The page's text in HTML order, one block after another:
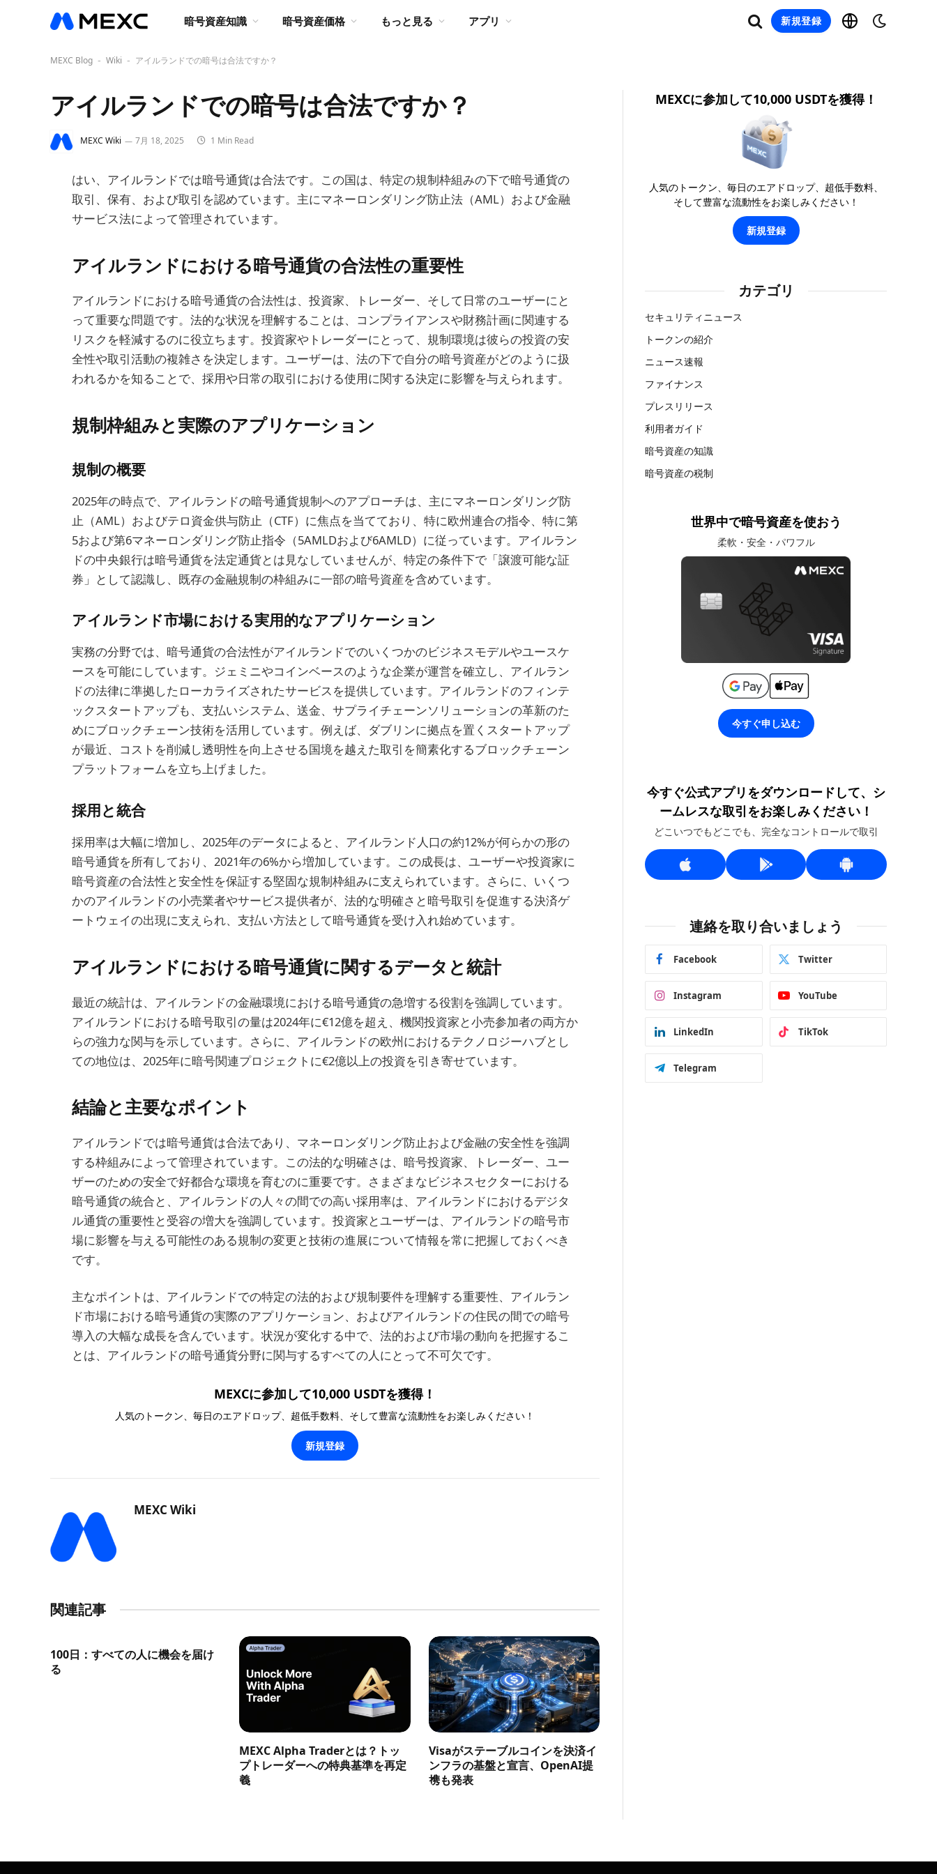
暗号資産知識 暗号資産価格 もっと見る アプリ 新規登録
MEXC Blog - Wiki - アイルランドでの暗号は合法ですか？
アイルランドでの暗号は合法ですか？
MEXC Wiki 7月 18, 2025 1 Min Read
はい、アイルランドでは暗号通貨は合法です。この国は、特定の規制枠組みの下で暗号通貨の
取引、保有、および取引を認めています。主にマネーロンダリング防止法（AML）および金融
サービス法によって管理されています。
アイルランドにおける暗号通貨の合法性の重要性
アイルランドにおける暗号通貨の合法性は、投資家、トレーダー、そして日常のユーザーにと
って重要な問題です。法的な状況を理解することは、コンプライアンスや財務計画に関連する
リスクを軽減するのに役立ちます。投資家やトレーダーにとって、規制環境は彼らの投資の安
全性や取引活動の複雑さを決定します。ユーザーは、法の下で自分の暗号資産がどのように扱
われるかを知ることで、採用や日常の取引における使用に関する決定に影響を与えられます。
規制枠組みと実際のアプリケーション
規制の概要
2025年の時点で、アイルランドの暗号通貨規制へのアプローチは、主にマネーロンダリング防
止（AML）およびテロ資金供与防止（CTF）に焦点を当てており、特に欧州連合の指令、特に第
5および第6マネーロンダリング防止指令（5AMLDおよび6AMLD）に従っています。アイルラン
ドの中央銀行は暗号通貨を法定通貨とは見なしていませんが、特定の条件下で「譲渡可能な証
券」として認識し、既存の金融規制の枠組みに一部の暗号資産を含めています。
アイルランド市場における実用的なアプリケーション
実務の分野では、暗号通貨の合法性がアイルランドでのいくつかのビジネスモデルやユースケ
ースを可能にしています。ジェミニやコインベースのような企業が運営を確立し、アイルラン
ドの法律に準拠したローカライズされたサービスを提供しています。アイルランドのフィンテ
ックスタートアップも、支払いシステム、送金、サプライチェーンソリューションの革新のた
めにブロックチェーン技術を活用しています。例えば、ダブリンに拠点を置くスタートアップ
が最近、コストを削減し透明性を向上させる国境を越えた取引を簡素化するブロックチェーン
プラットフォームを立ち上げました。
採用と統合
採用率は大幅に増加し、2025年のデータによると、アイルランド人口の約12%が何らかの形の
暗号通貨を所有しており、2021年の6%から増加しています。この成長は、ユーザーや投資家に
暗号資産の合法性と安全性を保証する堅固な規制枠組みに支えられています。さらに、いくつ
かのアイルランドの小売業者やサービス提供者が、法的な明確さと暗号取引を促進する決済ゲ
ートウェイの出現に支えられ、支払い方法として暗号通貨を受け入れ始めています。
アイルランドにおける暗号通貨に関するデータと統計
最近の統計は、アイルランドの金融環境における暗号通貨の急増する役割を強調しています。
アイルランドにおける暗号取引の量は2024年に€12億を超え、機関投資家と小売参加者の両方か
らの強力な関与を示しています。さらに、アイルランドの欧州におけるテクノロジーハブとし
ての地位は、2025年に暗号関連プロジェクトに€2億以上の投資を引き寄せています。
結論と主要なポイント
アイルランドでは暗号通貨は合法であり、マネーロンダリング防止および金融の安全性を強調
する枠組みによって管理されています。この法的な明確さは、暗号投資家、トレーダー、ユー
ザーのための安全で好都合な環境を育むのに重要です。さまざまなビジネスセクターにおける
暗号通貨の統合と、アイルランドの人々の間での高い採用率は、アイルランドにおけるデジタ
ル通貨の重要性と受容の増大を強調しています。投資家とユーザーは、アイルランドの暗号市
場に影響を与える可能性のある規制の変更と技術の進展について情報を常に把握しておくべき
です。
主なポイントは、アイルランドでの特定の法的および規制要件を理解する重要性、アイルラン
ド市場における暗号通貨の実際のアプリケーション、およびアイルランドの住民の間での暗号
導入の大幅な成長を含んでいます。状況が変化する中で、法的および市場の動向を把握するこ
とは、アイルランドの暗号通貨分野に関与するすべての人にとって不可欠です。
MEXCに参加して10,000 USDTを獲得！
人気のトークン、毎日のエアドロップ、超低手数料、そして豊富な流動性をお楽しみください！
新規登録
MEXC Wiki
関連記事
100日：すべての人に機会を届け
る
MEXC Alpha Traderとは？トッ
プトレーダーへの特典基準を再定
義
Visaがステーブルコインを決済イ
ンフラの基盤と宣言、OpenAI提
携も発表
MEXCに参加して10,000 USDTを獲得！
人気のトークン、毎日のエアドロップ、超低手数料、
そして豊富な流動性をお楽しみください！
新規登録
カテゴリ
セキュリティニュース
トークンの紹介
ニュース速報
ファイナンス
プレスリリース
利用者ガイド
暗号資産の知識
暗号資産の税制
世界中で暗号資産を使おう
柔軟・安全・パワフル
今すぐ申し込む
今すぐ公式アプリをダウンロードして、シ
ームレスな取引をお楽しみください！
どこいつでもどこでも、完全なコントロールで取引
連絡を取り合いましょう
Facebook Twitter
Instagram YouTube
LinkedIn TikTok
Telegram